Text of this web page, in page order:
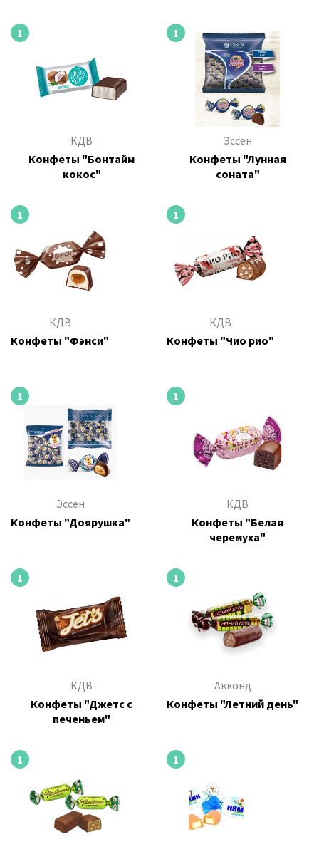
1
КДВ
Конфеты "Бонтайм
кокос"
1
Эссен
Конфеты "Лунная
соната"
1
КДВ
Конфеты "Фэнси"
1
КДВ
Конфеты "Чио рио"
1
Эссен
Конфеты "Доярушка"
1
КДВ
Конфеты "Белая
черемуха"
1
КДВ
Конфеты "Джетс с
печеньем"
1
Акконд
Конфеты "Летний день"
1 1